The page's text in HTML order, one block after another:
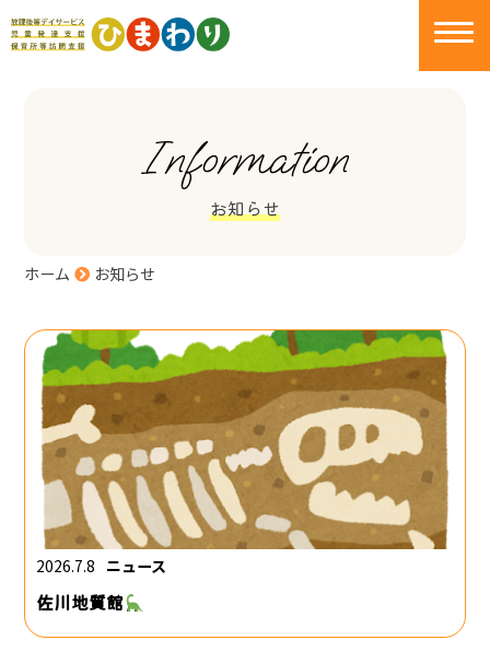
Information
お知らせ
ホーム お知らせ
2026.7.8 ニュース
佐川地質館